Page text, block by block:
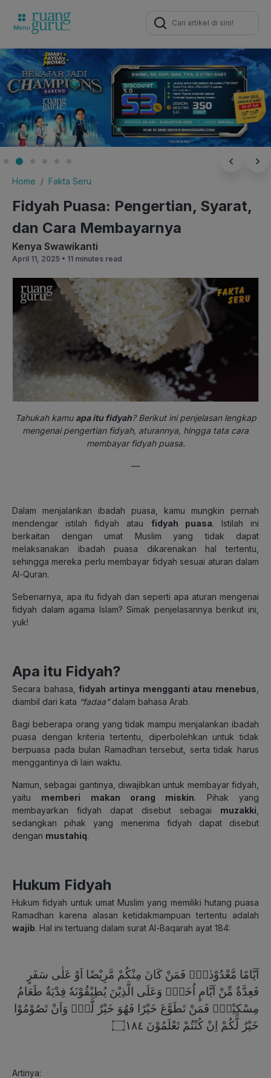
Search
for:
Home Fakta Seru
Fidyah Puasa: Pengertian, Syarat,
dan Cara Membayarnya
Kenya Swawikanti
April 11, 2025 • 11 minutes read
Tahukah kamu apa itu fidyah? Berikut ini penjelasan lengkap
mengenai pengertian fidyah, aturannya, hingga tata cara
membayar fidyah puasa.
—
Dalam menjalankan ibadah puasa, kamu mungkin pernah
mendengar istilah fidyah atau fidyah puasa. Istilah ini
berkaitan dengan umat Muslim yang tidak dapat
melaksanakan ibadah puasa dikarenakan hal tertentu,
sehingga mereka perlu membayar fidyah sesuai aturan dalam
Al-Quran.
Sebenarnya, apa itu fidyah dan seperti apa aturan mengenai
fidyah dalam agama Islam? Simak penjelasannya berikut ini,
yuk!
Apa itu Fidyah?
Secara bahasa,fidyah artinya mengganti atau menebus
diambil dari kata “fadaa”dalam bahasa Arab.
Bagi beberapa orang yang tidak mampu menjalankan ibadah
puasa dengan kriteria tertentu, diperbolehkan untuk tidak
berpuasa pada bulan Ramadhan tersebut, serta tidak harus
menggantinya di lain waktu.
Namun, sebagai gantinya, diwajibkan untuk membayar fidyah,
yaitu memberi makan orang miskin. Pihak yang
membayarkan fidyah dapat disebut sebagai muzakki
sedangkan pihak yang menerima fidyah dapat disebut
dengan mustahiq.
Hukum Fidyah
Hukum fidyah untuk umat Muslim yang memiliki hutang puasa
Ramadhan karena alasan ketidakmampuan tertentu adalah
wajib. Hal ini tertuang dalam surat Al-Baqarah ayat 184:
اَيَّامًا مَّعْدُوْدٰتٍۗ فَمَنْ كَانَ مِنْكُمْ مَّرِيْضًا اَوْ عَلٰى سَفَرٍ
فَعِدَّةٌ مِّنْ اَيَّامٍ اُخَرَۗ وَعَلَى الَّذِيْنَ يُطِيْقُوْنَهٗ فِدْيَةٌ طَعَامُ
مِسْكِيْنٍۗ فَمَنْ تَطَوَّعَ خَيْرًا فَهُوَ خَيْرٌ لَّهٗۗ وَاَنْ تَصُوْمُوْا
خَيْرٌ لَّكُمْ اِنْ كُنْتُمْ تَعْلَمُوْنَ ۝١٨٤
Artinya: